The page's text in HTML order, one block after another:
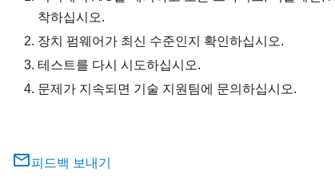
착하십시오.
장치 펌웨어가 최신 수준인지 확인하십시오.
테스트를 다시 시도하십시오.
문제가 지속되면 기술 지원팀에 문의하십시오.
피드백 보내기